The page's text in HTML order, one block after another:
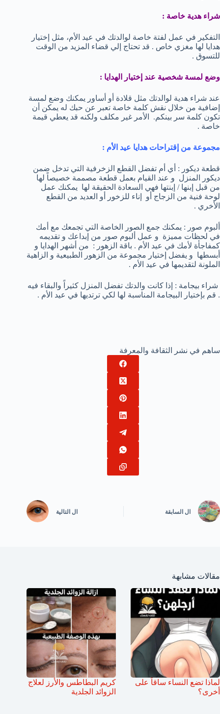
شراء هدية خاصة :
التفكير في عمل لفتة خاصة لوالدتك في عيد الأم، مثل إختيار
هدايا لها مغزي خاص . قد تحتاج إلي قضاء المزيد من الوقت
للتسوق .
وضع لمسة شخصية عند إختيار الهدايا :
عند شراء هدية لوالدتك مثل قلادة أو أساور يمكنك وضع لمسة
إضافية من خلال نقش كلمة خاصة تعبر عن حبك له يمكن أن
تكون كلمة سر بينكم. الأمر غير مكلف ولكنه قد يعطي قيمة
خاصة .
مجموعة من إقتراحات هدايا عيد الأم :
قطعة ديكور : أي أم تفضل القطع الزخرفية التي تدخل ضمن
ديكور المنزل و عند القيام بعمل قطعة مصممة خصيصاً لها
من قبل إبنها / إبنتها فهي السعادة الحقيقة لها يمكنك عمل
لوحة فنية من الزجاج أو إناء للزخور أو العديد من القطع
الأخري .
ألبوم صور : يمكنك جمع الصور الخاصة التي تجمعك مع أمك
في لحظات مميزة و عمل ألبوم صور من إبداعك و تقديمه
كمفاجأة لأمك في عيد الأم . باقة الزهور : من أشهر الهدايا و
أبسطها و يفضل إختيار مجموعة من الزهور الطبيعية و الزاهية
الملونة لتقديمها في عيد الأم .
شراء بيجامة : إذا كانت والدتك تفضل المنزل كثيراً والبقاء فيه
. قم بإختيار البيجامة المناسبة لها لكي ترتديها في عيد الأم .
ساهم في نشر الثقافة والمعرفة
ال السابقة ال التالية
مقالات مشابهة
لماذا تضع النساء ساقاً على
أخرى؟
كريم البطاطس والأرز لعلاج
الزوائد الجلدية